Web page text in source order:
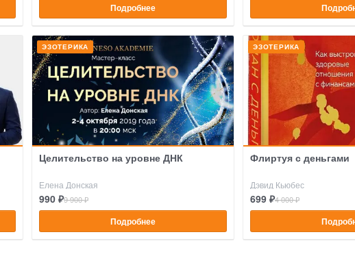
Подробнее
ЭЗОТЕРИКА
Целительство на уровне ДНК
Елена Донская
990 ₽9 900 ₽
Подробнее
ЭЗОТЕРИКА
Флиртуя с деньгами
Дэвид Кьюбес
699 ₽4 000 ₽